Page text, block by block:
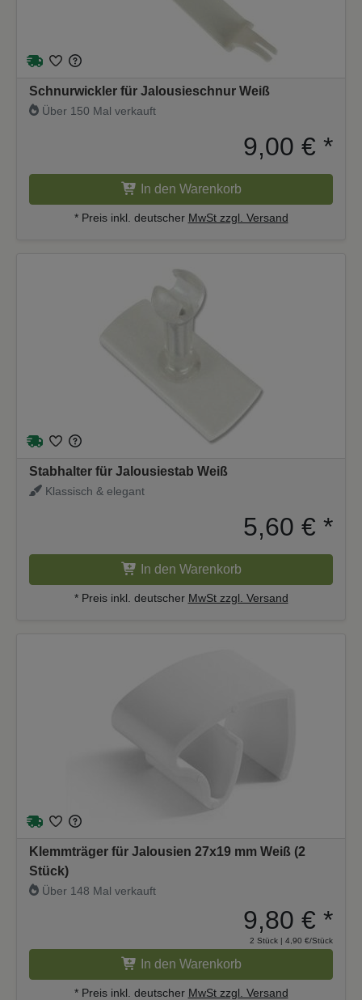
Schnurwickler für Jalousieschnur Weiß
Über 150 Mal verkauft
9,00 € *
In den Warenkorb
* Preis inkl. deutscher MwSt zzgl. Versand
Stabhalter für Jalousiestab Weiß
Klassisch & elegant
5,60 € *
In den Warenkorb
* Preis inkl. deutscher MwSt zzgl. Versand
Klemmträger für Jalousien 27x19 mm Weiß (2
Stück)
Über 148 Mal verkauft
9,80 € *
2 Stück | 4,90 €/Stück
In den Warenkorb
* Preis inkl. deutscher MwSt zzgl. Versand